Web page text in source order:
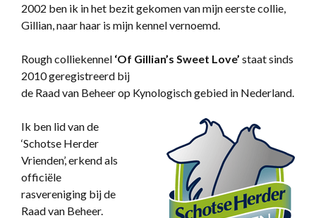
2002 ben ik in het bezit gekomen van mijn eerste collie,
Gillian, naar haar is mijn kennel vernoemd.
Rough colliekennel ‘Of Gillian’s Sweet Love’ staat sinds
2010 geregistreerd bij
de Raad van Beheer op Kynologisch gebied in Nederland.
Ik ben lid van de
‘Schotse Herder
Vrienden’, erkend als
officiële
rasvereniging bij de
Raad van Beheer.